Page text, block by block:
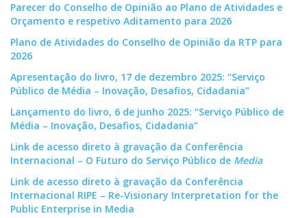
Parecer do Conselho de Opinião ao Plano de Atividades e
Orçamento e respetivo Aditamento para 2026
Plano de Atividades do Conselho de Opinião da RTP para
2026
Apresentação do livro, 17 de dezembro 2025: “Serviço
Público de Média – Inovação, Desafios, Cidadania”
Lançamento do livro, 6 de junho 2025: “Serviço Público de
Média – Inovação, Desafios, Cidadania”
Link de acesso direto à gravação da Conferência
Internacional – O Futuro do Serviço Público de Media
Link de acesso direto à gravação da Conferência
Internacional RIPE – Re-Visionary Interpretation for the
Public Enterprise in Media